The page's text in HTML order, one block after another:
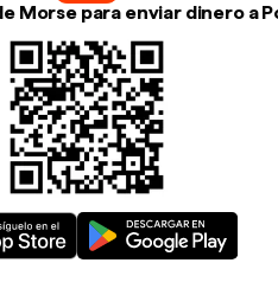
Morse para enviar dinero a